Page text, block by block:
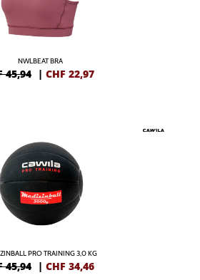
NWLBEAT BRA
45,94 | CHF 22,97
PRO TRAINING 3,0 KG
45,94 | CHF 34,46